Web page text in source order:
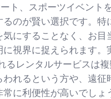
ト、スポーツイベント
のが賢い選択です。特
にすることなく、お目
視界に捉えられます。
レンタルサービスは複
れるという方や、遠征
に利便性が高いでしょ